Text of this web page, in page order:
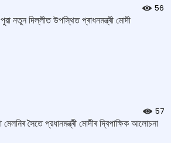
56
নতুন দিল্লীত উপস্থিত প্ৰাধনমন্ত্ৰী মোদী
57
মেলনিৰ সৈতে প্রধানমন্ত্ৰী মোদীৰ দ্বিপাক্ষিক আলোচনা